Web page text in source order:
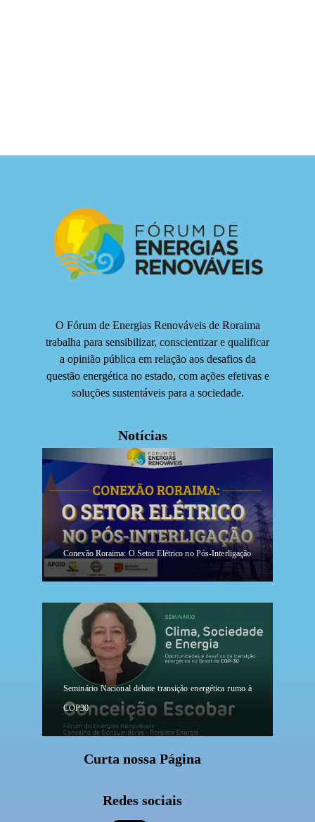
O Fórum de Energias Renováveis de Roraima
trabalha para sensibilizar, conscientizar e qualificar
a opinião pública em relação aos desafios da
questão energética no estado, com ações efetivas e
soluções sustentáveis para a sociedade.
Notícias
Conexão Roraima: O Setor Elétrico no Pós-Interligação
Seminário Nacional debate transição energética rumo à
COP30
Curta nossa Página
Redes sociais